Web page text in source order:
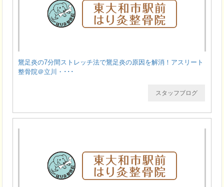
鵞足炎の7分間ストレッチ法で鵞足炎の原因を解消！アスリート
整骨院＠立川・･･･
スタッフブログ